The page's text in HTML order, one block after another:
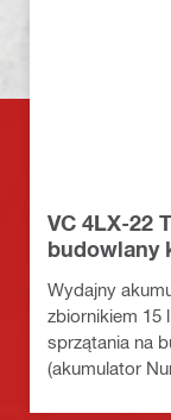
VC 4LX-22
budowlany
Wydajny
zbiornikiem 15
sprzątania na
(akumulator